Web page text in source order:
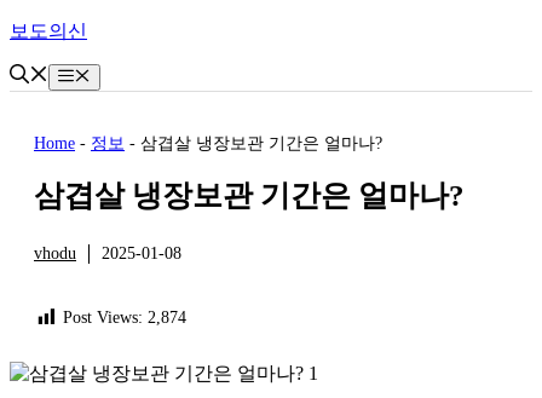
Skip
content
보도의신
Menu
Home - 정보 - 삼겹살 냉장보관 기간은 얼마나?
삼겹살 냉장보관 기간은 얼마나?
vhodu 2025-01-08
Post Views: 2,874